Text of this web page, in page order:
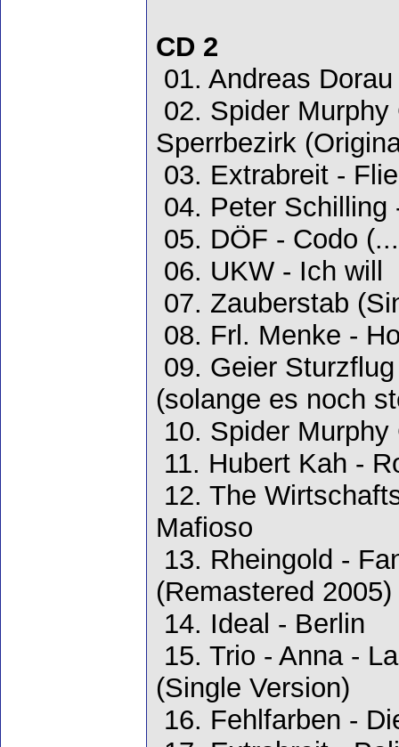
CD 2
01. Andreas
02. Spider
Sperrbezirk
03. Extrabreit -
04. Peter Schilling
05. DÖF - Codo
06. UKW - Ich will
07. Zauberstab
08. Frl. Menke -
09. Geier
(solange es noch
10. Spider
11. Hubert Kah -
12. The
Mafioso
13. Rheingold -
(Remastered 2005)
14. Ideal - Berlin
15. Trio - Anna -
(Single Version)
16. Fehlfarben -